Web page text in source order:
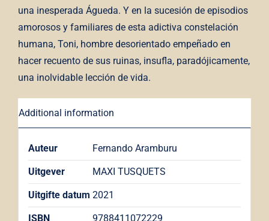
una inesperada Águeda. Y en la sucesión de episodios
amorosos y familiares de esta adictiva constelación
humana, Toni, hombre desorientado empeñado en
hacer recuento de sus ruinas, insufla, paradójicamente,
una inolvidable lección de vida.
Additional information
Auteur Fernando Aramburu
Uitgever MAXI TUSQUETS
Uitgifte datum 2021
ISBN 9788411072229